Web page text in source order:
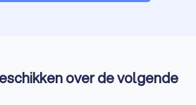
over de volgende